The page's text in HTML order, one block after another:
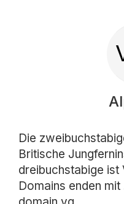
Die
Britische
dreibuchstabige ist
Domains enden